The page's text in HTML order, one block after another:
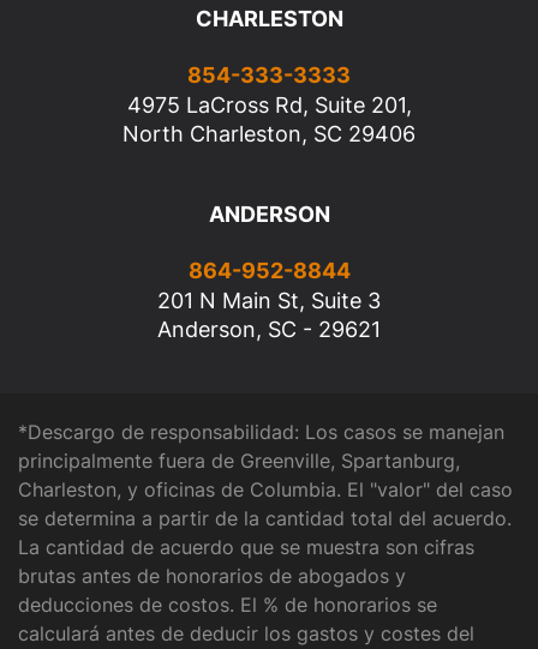
CHARLESTON
854-333-3333
4975 LaCross Rd, Suite 201,
North Charleston, SC 29406
ANDERSON
864-952-8844
201 N Main St, Suite 3
Anderson, SC - 29621
*Descargo de responsabilidad: Los casos se manejan
principalmente fuera de Greenville, Spartanburg,
Charleston, y oficinas de Columbia. El "valor" del caso
se determina a partir de la cantidad total del acuerdo.
La cantidad de acuerdo que se muestra son cifras
brutas antes de honorarios de abogados y
deducciones de costos. El % de honorarios se
calculará antes de deducir los gastos y costes del